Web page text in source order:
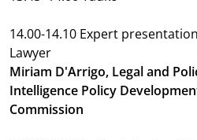
14.00-14.10 Expert
Lawyer
Miriam D'Arrigo, Legal and
Intelligence Policy
Commission